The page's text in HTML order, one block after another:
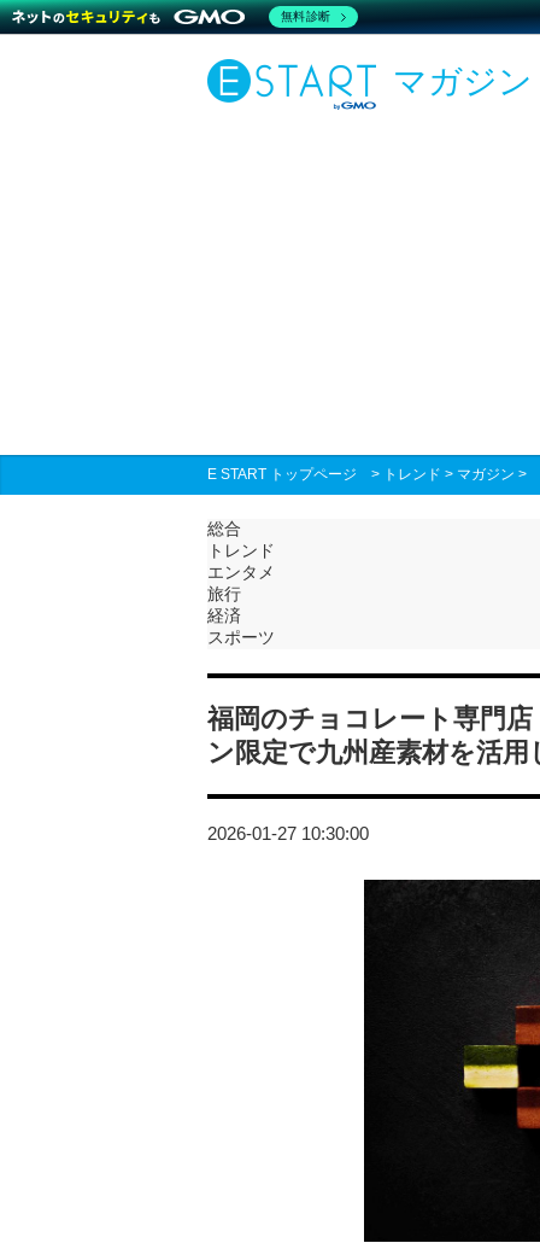
マガジン
E START トップページ > トレンド > マガジン >
総合
トレンド
エンタメ
旅行
経済
スポーツ
福岡のチョコレート専門
ン限定で九州産素材を活
2026-01-27 10:30:00
無料診断